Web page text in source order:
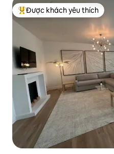
Được khách yêu thích nhất
Được khách yêu thích